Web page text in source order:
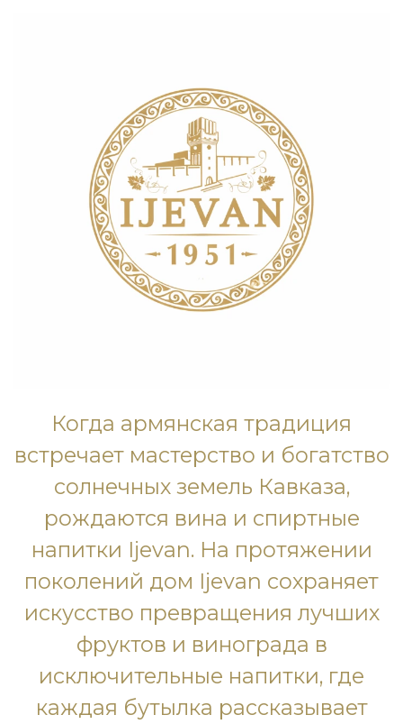
Когда армянская традиция
встречает мастерство и богатство
солнечных земель Кавказа,
рождаются вина и спиртные
напитки Ijevan. На протяжении
поколений дом Ijevan сохраняет
искусство превращения лучших
фруктов и винограда в
исключительные напитки, где
каждая бутылка рассказывает